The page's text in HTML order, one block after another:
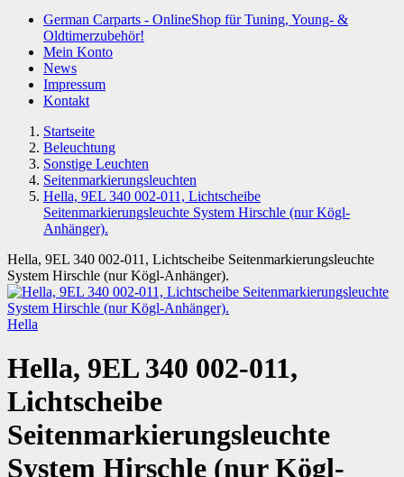
German Carparts - OnlineShop für Tuning, Young- &
Oldtimerzubehör!
Mein Konto
News
Impressum
Kontakt
Startseite
Beleuchtung
Sonstige Leuchten
Seitenmarkierungsleuchten
Hella, 9EL 340 002-011, Lichtscheibe
Seitenmarkierungsleuchte System Hirschle (nur Kögl-
Anhänger).
Hella, 9EL 340 002-011, Lichtscheibe Seitenmarkierungsleuchte
System Hirschle (nur Kögl-Anhänger).
Hella
Hella, 9EL 340 002-011,
Lichtscheibe
Seitenmarkierungsleuchte
System Hirschle (nur Kögl-